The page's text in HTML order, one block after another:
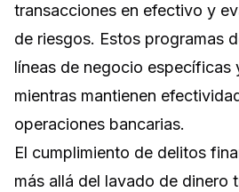
transacciones en efectivo y
de riesgos. Estos programas
líneas de negocio específicas
mientras mantienen
operaciones bancarias.
El cumplimiento de delitos
más allá del lavado de dinero